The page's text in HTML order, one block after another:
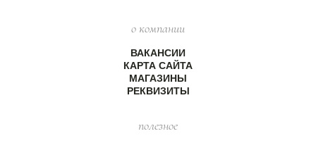
о компании
ВАКАНСИИ
КАРТА САЙТА
МАГАЗИНЫ
РЕКВИЗИТЫ
полезное